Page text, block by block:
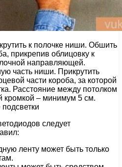
к полочке ниши. Обшить
прикрепив облицовку к
направляющей.
часть ниши. Прикрутить
части короба, за которой
Расстояние между потолком
кромкой – минимум 5 см.
следует
ленту может быть только